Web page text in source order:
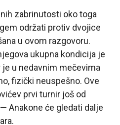
zabrinutosti oko toga
održati protiv dvojice
u ovom razgovoru.
ukupna kondicija je
u nedavnim mečevima
fizički neuspešno. Ove
prvi turnir još od
Anakone će gledati dalje